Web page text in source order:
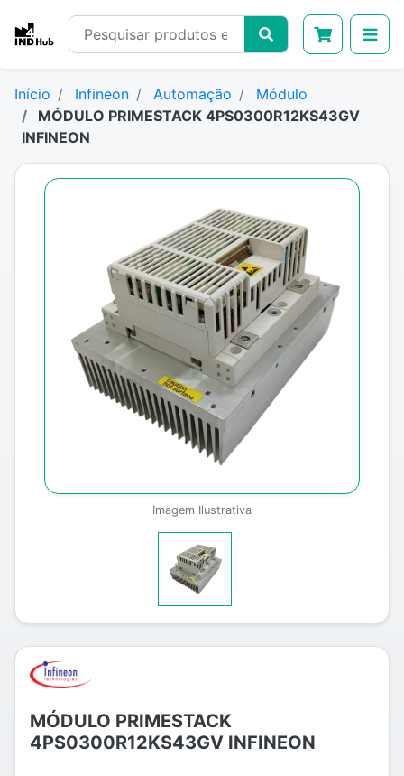
Início Infineon Automação
Módulo
MÓDULO PRIMESTACK 4PS0300R12KS43GV
INFINEON
Imagem Ilustrativa
MÓDULO PRIMESTACK
4PS0300R12KS43GV INFINEON